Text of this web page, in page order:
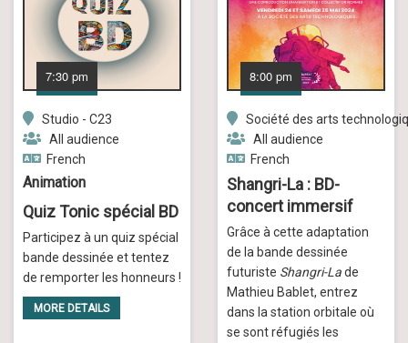
7:30 pm
Studio - C23
All audience
French
Animation
Quiz Tonic spécial BD
Participez à un quiz spécial
bande dessinée et tentez
de remporter les honneurs !
MORE DETAILS
8:00 pm
Société des arts
All audience
French
Shangri-La : BD-
concert immersif
Grâce à cette adaptation
de la bande dessinée
futuriste Shangri-Lade
Mathieu Bablet, entrez
dans la station orbitale où
se sont réfugiés les